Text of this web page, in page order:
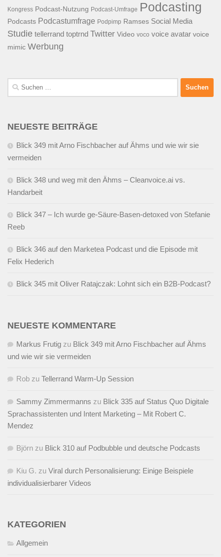
Kongress Podcast-Nutzung Podcast-Umfrage Podcasting
Podcasts Podcastumfrage Podpimp Ramses Social Media
Studie tellerrand toptrnd Twitter Video voco voice avatar voice
mimic Werbung
Suchen
nach:
NEUESTE BEITRÄGE
Blick 349 mit Arno Fischbacher auf Ähms und wie wir sie
vermeiden
Blick 348 und weg mit den Ähms – Cleanvoice.ai vs.
Handarbeit
Blick 347 – Ich wurde ge-Säure-Basen-detoxed von Stefanie
Reeb
Blick 346 auf den Marketea Podcast und die Episode mit
Felix Hederich
Blick 345 mit Oliver Ratajczak: Lohnt sich ein B2B-Podcast?
NEUESTE KOMMENTARE
Markus Frutig zu Blick 349 mit Arno Fischbacher auf Ähms
und wie wir sie vermeiden
Rob zu Tellerrand Warm-Up Session
Sammy Zimmermanns zu Blick 335 auf Status Quo Digitale
Sprachassistenten und Intent Marketing – Mit Robert C.
Mendez
Björn zu Blick 310 auf Podbubble und deutsche Podcasts
Kiu G. zu Viral durch Personalisierung: Einige Beispiele
individualisierbarer Videos
KATEGORIEN
Allgemein